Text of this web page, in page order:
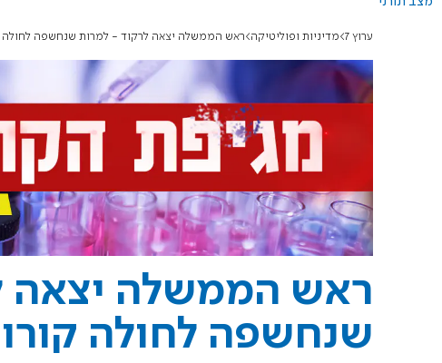
ערוץ 7 מדיניות ופוליטיקה ראש הממשלה יצאה לרקוד - למרות שנחשפה לחולה
ראש הממשלה יצאה
שנחשפה לחולה